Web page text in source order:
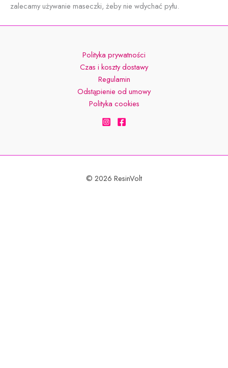
zalecamy używanie maseczki, żeby nie wdychać pyłu.
Polityka prywatności
Czas i koszty dostawy
Regulamin
Odstąpienie od umowy
Polityka cookies
© 2026 ResinVolt